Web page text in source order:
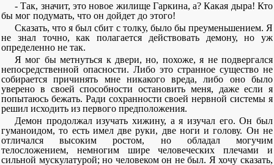
- Так, значит, это новое жилище Гаркина, а? Какая дыра! Кто
бы мог подумать, что он дойдет до этого!
Сказать, что я был сбит с толку, было бы преуменьшением. Я
не знал точно, как полагается действовать демону, но уж
определенно не так.
Я мог бы метнуться к двери, но, похоже, я не подвергался
непосредственной опасности. Либо это странное существо не
собирается причинять мне никакого вреда, либо оно было
уверено в своей способности остановить меня, даже если я
попытаюсь бежать. Ради сохранности своей нервной системы я
решил исходить из первого предположения.
Демон продолжал изучать хижину, а я изучал его. Он был
гуманоидом, то есть имел две руки, две ноги и голову. Он не
отличался высоким ростом, но обладал могучим
телосложением, немногим шире человеческих плечами и
сильной мускулатурой; но человеком он не был. Я хочу сказать,